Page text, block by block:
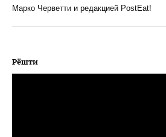
Марко Черветти и редакцией PostEat!
Рёшти